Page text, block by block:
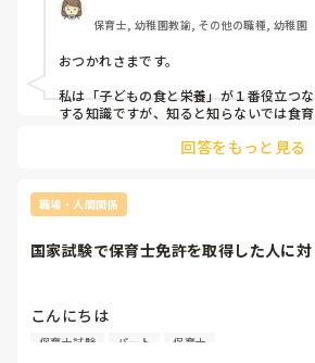
保育士, 幼稚園教諭, その他の職種, 幼稚園
おつかれさまです。
私は「子どもの食と栄養」が１番役立つ
する知識ですが、知ると知らないでは食
回答をもっと見る
職場・人間関係
国家試験で保育士免許を取得した人に
こんにちは
保育士免許についての質問です。
保育士試験 パート 保育士